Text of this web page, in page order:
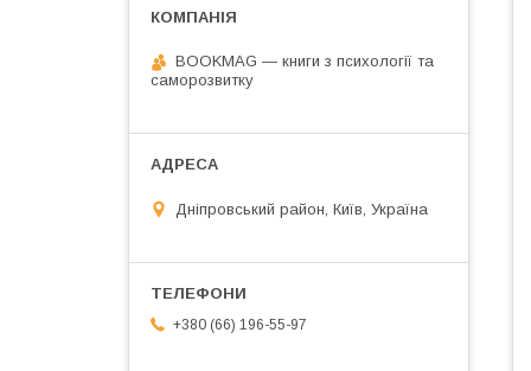
BOOKMAG — книги з психології та
саморозвитку
Дніпровський район, Київ, Україна
+380 (66) 196-55-97